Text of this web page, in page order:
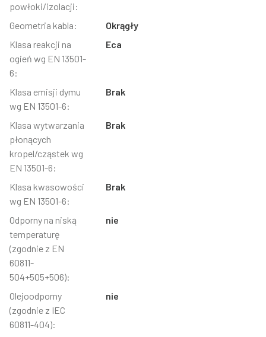
powłoki/izolacji:
Geometria kabla:
Okrągły
Klasa reakcji na
ogień wg EN 13501-
6:
Eca
Klasa emisji dymu
wg EN 13501-6:
Brak
Klasa wytwarzania
płonących
kropel/cząstek wg
EN 13501-6:
Brak
Klasa kwasowości
wg EN 13501-6:
Brak
Odporny na niską
temperaturę
(zgodnie z EN
60811-
504+505+506):
nie
Olejoodporny
(zgodnie z IEC
60811-404):
nie